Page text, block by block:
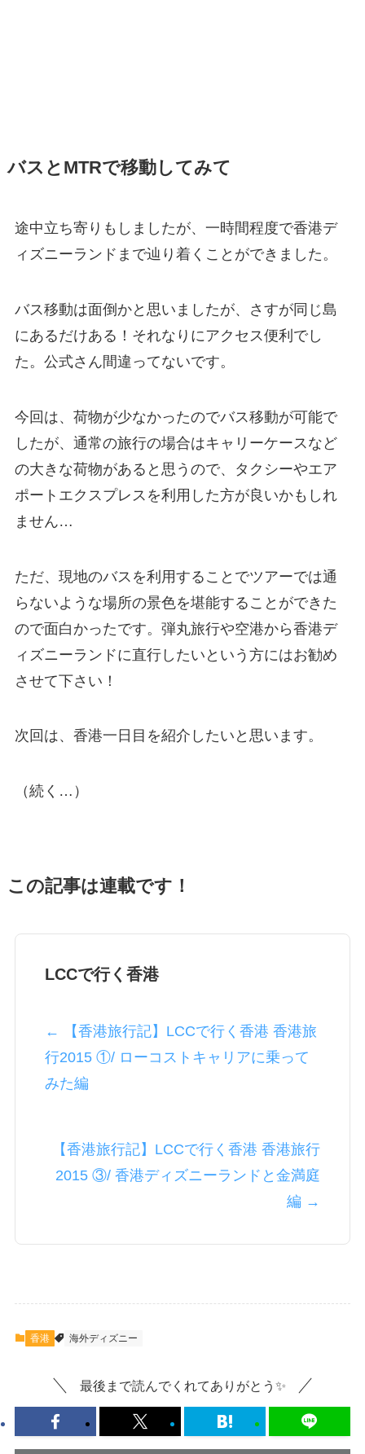
バスとMTRで移動してみて
途中立ち寄りもしましたが、一時間程度で香港デ
ィズニーランドまで辿り着くことができました。
バス移動は面倒かと思いましたが、さすが同じ島
にあるだけある！それなりにアクセス便利でし
た。公式さん間違ってないです。
今回は、荷物が少なかったのでバス移動が可能で
したが、通常の旅行の場合はキャリーケースなど
の大きな荷物があると思うので、タクシーやエア
ポートエクスプレスを利用した方が良いかもしれ
ません…
ただ、現地のバスを利用することでツアーでは通
らないような場所の景色を堪能することができた
ので面白かったです。弾丸旅行や空港から香港デ
ィズニーランドに直行したいという方にはお勧め
させて下さい！
次回は、香港一日目を紹介したいと思います。
（続く…）
この記事は連載です！
LCCで行く香港
← 【香港旅行記】LCCで行く香港 香港旅
行2015 ①/ ローコストキャリアに乗って
みた編
【香港旅行記】LCCで行く香港 香港旅行
2015 ③/ 香港ディズニーランドと金満庭
編 →
香港 海外ディズニー
最後まで読んでくれてありがとう✨